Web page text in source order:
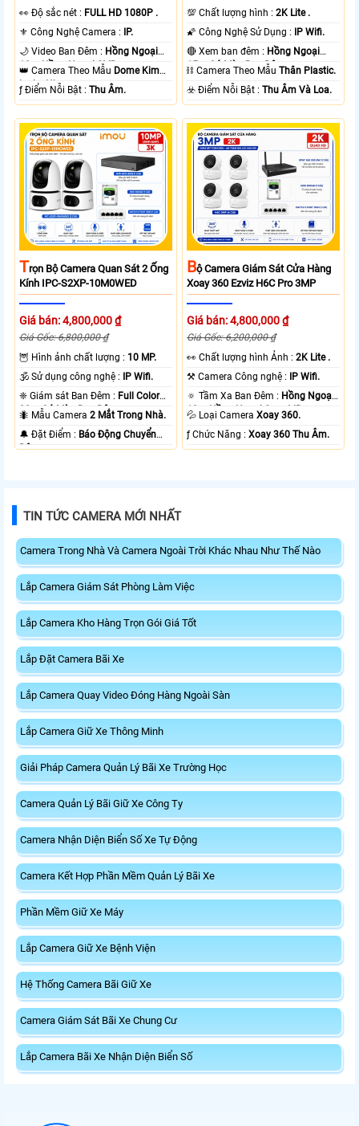
️👀 Độ sắc nét : FULL HD 1080P .
⚜️ Công Nghệ Camera :
IP.
🌙 Video Ban Đêm : Hồng Ngoại
10m Hồng Ngoại SMD.
👑 Camera Theo Mẫu Dome Kim
loại + Nhựa.
️ƒ Điểm Nỗi Bật :Thu Âm.
💯 Chất lượng hình :2K Lite .
🌠 Công Nghệ Sử Dụng :
IP Wifi.
🔴 Xem ban đêm : Hồng Ngoại
15m Có Màu Ban Ðêm.
⛓ Camera Theo MẫuThân Plastic.
️☣️ Điểm Nỗi Bật :Thu Âm Và Loa.
TRọn Bộ Camera Quan Sát 2 Ống
Kính IPC-S2XP-10M0WED
Giá bán: 4,800,000 ₫
Giá Gốc: 6,800,000 ₫
🦉 Hình ảnh chất lượng : 10 MP.
🕉️ Sử dụng công nghệ :
IP Wifi.
❈ Giám sát Ban Đêm : Full Color
20m Có Màu Ban Ðêm.
🐜 Mẫu Camera2 Mắt Trong Nhà.
️🔔 Đặt Điểm : Báo Động Chuyển
Động.
BỘ Camera Giám Sát Cửa Hàng
Xoay 360 Ezviz H6C Pro 3MP
Giá bán: 4,800,000 ₫
Giá Gốc: 6,200,000 ₫
️👀 Chất lượng hình Ảnh :2K Lite .
⚒ Camera Công nghệ :
IP Wifi.
🔅 Tầm Xa Ban Đêm : Hồng Ngoại
10m Hồng Ngoại Smart IR.
💦 Loại CameraXoay 360.
️ƒ Chức Năng :Xoay 360 Thu Âm.
TIN TỨC CAMERA MỚI NHẤT
Camera Trong Nhà Và Camera Ngoài Trời Khác Nhau Như Thế Nào
Lắp Camera Giám Sát Phòng Làm Việc
Lắp Camera Kho Hàng Trọn Gói Giá Tốt
Lắp Đặt Camera Bãi Xe
Lắp Camera Quay Video Đóng Hàng Ngoài Sàn
Lắp Camera Giữ Xe Thông Minh
Giải Pháp Camera Quản Lý Bãi Xe Trường Học
Camera Quản Lý Bãi Giữ Xe Công Ty
Camera Nhận Diện Biển Số Xe Tự Động
Camera Kết Hợp Phần Mềm Quản Lý Bãi Xe
Phần Mềm Giữ Xe Máy
Lắp Camera Giữ Xe Bệnh Viện
Hệ Thống Camera Bãi Giữ Xe
Camera Giám Sát Bãi Xe Chung Cư
Lắp Camera Bãi Xe Nhận Diện Biển Số